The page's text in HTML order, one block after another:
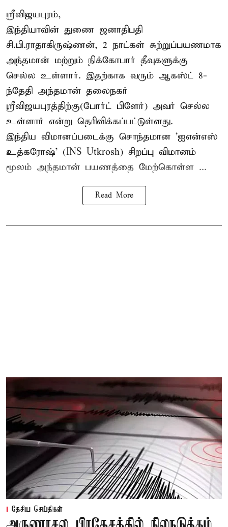
ஸ்ரீவிஜயபுரம்,
இந்தியாவின் துணை ஜனாதிபதி
சி.பி.ராதாகிருஷ்ணன், 2 நாட்கள் சுற்றுப்பயணமாக
அந்தமான் மற்றும் நிக்கோபார் தீவுகளுக்கு
செல்ல உள்ளார். இதற்காக வரும் ஆகஸ்ட் 8-
ந்தேதி அந்தமான் தலைநகர்
ஸ்ரீவிஜயபுரத்திற்கு(போர்ட் பிளேர்) அவர் செல்ல
உள்ளார் என்று தெரிவிக்கப்பட்டுள்ளது.
இந்திய விமானப்படைக்கு சொந்தமான 'ஐஎன்எஸ்
உத்கரோஷ்' (INS Utkrosh) சிறப்பு விமானம்
மூலம் அந்தமான் பயணத்தை மேற்கொள்ள ...
Read More
தேசிய செய்திகள்